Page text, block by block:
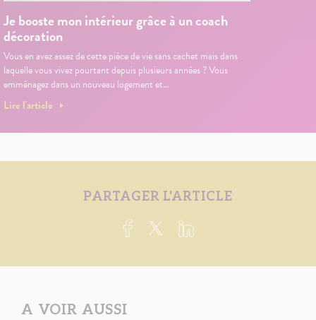
Je booste mon intérieur grâce à un coach
décoration
Vous en avez assez de cette pièce de vie sans cachet mais dans
laquelle vous vivez pourtant depuis plusieurs années ? Vous
emménagez dans un nouveau logement et…
Lire l'article
PARTAGER L'ARTICLE
A VOIR AUSSI